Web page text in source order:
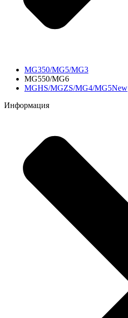
MG350/MG5/MG3
MG550/MG6
MGHS/MGZS/MG4/MG5New
Информация